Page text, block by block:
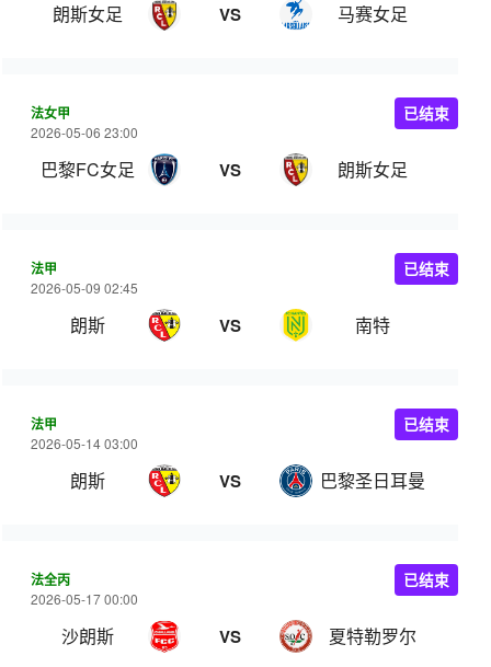
朗斯女足 VS 马赛女足
法女甲
2026-05-06 23:00
巴黎FC女足 VS 朗斯女足
已结束
法甲
2026-05-09 02:45
朗斯 VS 南特
已结束
法甲
2026-05-14 03:00
朗斯 VS 巴黎圣日耳曼
已结束
法全丙
2026-05-17 00:00
沙朗斯 VS 夏特勒罗尔
已结束